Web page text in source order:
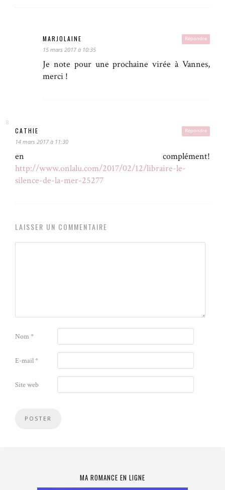
Répondre
MARJOLAINE
15 mars 2017 à 10:35
Je note pour une prochaine virée à Vannes,
merci !
Répondre
CATHIE
14 mars 2017 à 11:30
en complément!
http://www.onlalu.com/2017/02/12/libraire-le-
silence-de-la-mer-25277
LAISSER UN COMMENTAIRE
Nom*
E-mail*
Site web
MA ROMANCE EN LIGNE